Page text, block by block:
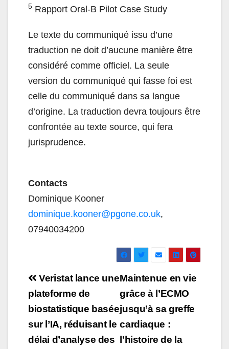
5 Rapport Oral-B Pilot Case Study
Le texte du communiqué issu d’une
traduction ne doit d’aucune manière être
considéré comme officiel. La seule
version du communiqué qui fasse foi est
celle du communiqué dans sa langue
d’origine. La traduction devra toujours être
confrontée au texte source, qui fera
jurisprudence.
Contacts
Dominique Kooner
dominique.kooner@pgone.co.uk,
07940034200
Navigation
de
l’article
Maintenue en vie
grâce à l’ECMO
jusqu’à sa greffe
cardiaque :
l’histoire de la
Veristat lance une
plateforme de
biostatistique basée
sur l’IA, réduisant le
délai d’analyse des